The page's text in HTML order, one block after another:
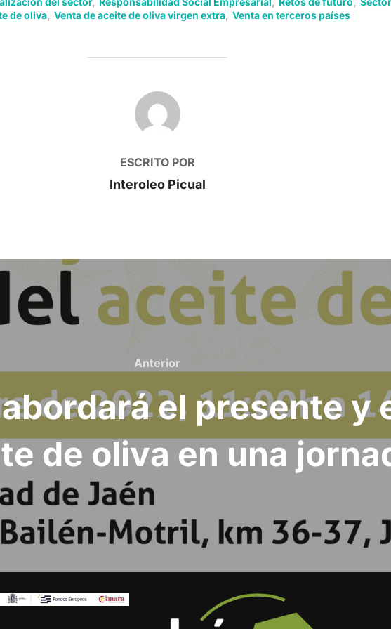
de oliva, Venta de aceite de oliva virgen extra, Venta en terceros países
AUTOR DE LA PUBLICACIÓN
ESCRITO POR
Interoleo Picual
Anterior
Anterior
el presente y
de oliva en una